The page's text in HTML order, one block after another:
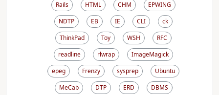
Rails
HTML CHM
EPWING
NDTP
EB IE CLI
ck
ThinkPad
Toy WSH
RFC
readline
rlwrap
ImageMagick
epeg
Frenzy sysprep
Ubuntu
MeCab
DTP ERD
DBMS